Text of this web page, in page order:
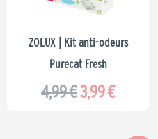
ZOLUX | Kit anti-odeurs
Purecat Fresh
4,99€ 3,99€